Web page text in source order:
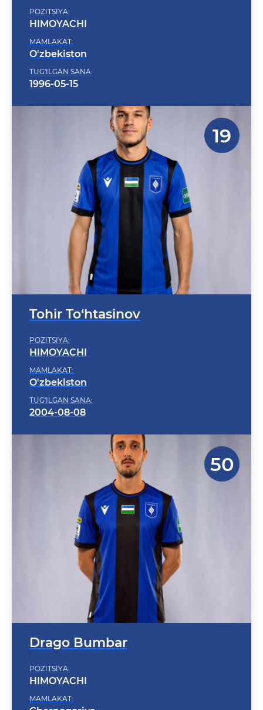
HIMOYACHI
MAMLAKAT:
O'zbekiston
TUG'ILGAN SANA:
1996-05-15
Tohir To‘htasinov
HIMOYACHI
MAMLAKAT:
O'zbekiston
TUG'ILGAN SANA:
2004-08-08
Drago Bumbar
HIMOYACHI
MAMLAKAT:
Chernogoriya